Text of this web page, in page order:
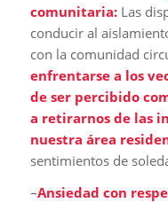
comunitaria:Las
conducir al
con la comunidad
enfrentarse a los
de ser percibido
a retirarnos de las
nuestra área
sentimientos de
–Ansiedad con